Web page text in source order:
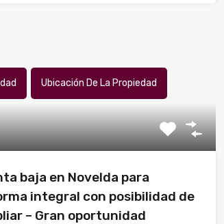
Ubicación De La Propiedad
baja en Novelda para
integral con posibilidad de
– Gran oportunidad